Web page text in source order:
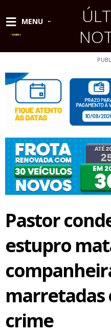
conteúdo
MENU
Pastor
estupro
marretadas
crime